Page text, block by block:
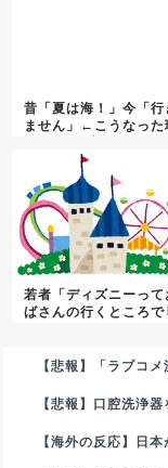
昔「夏は海！」今「行
ません」←こうなった
若者「ディズニーって
ばさんの行くところで
【悲報】「ラブコ
【悲報】口腔洗浄
【海外の反応】日